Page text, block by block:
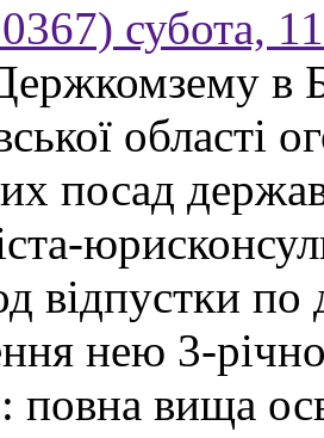
субота,
в
області
посад
відпустки
нею 3-
вища